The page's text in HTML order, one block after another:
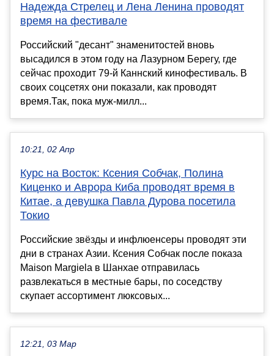
Надежда Стрелец и Лена Ленина проводят
время на фестивале
Российский "десант" знаменитостей вновь
высадился в этом году на Лазурном Берегу, где
сейчас проходит 79-й Каннский кинофестиваль. В
своих соцсетях они показали, как проводят
время.Так, пока муж-милл...
10:21, 02 Апр
Курс на Восток: Ксения Собчак, Полина
Киценко и Аврора Киба проводят время в
Китае, а девушка Павла Дурова посетила
Токио
Российские звёзды и инфлюенсеры проводят эти
дни в странах Азии. Ксения Собчак после показа
Maison Margiela в Шанхае отправилась
развлекаться в местные бары, по соседству
скупает ассортимент люксовых...
12:21, 03 Мар